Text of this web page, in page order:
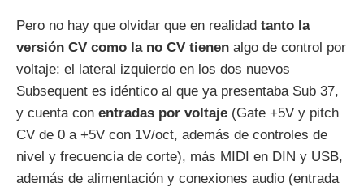
Pero no hay que olvidar que en realidad tanto la
versión CV como la no CV tienen algo de control por
voltaje: el lateral izquierdo en los dos nuevos
Subsequent es idéntico al que ya presentaba Sub 37,
y cuenta con entradas por voltaje (Gate +5V y pitch
CV de 0 a +5V con 1V/oct, además de controles de
nivel y frecuencia de corte), más MIDI en DIN y USB,
además de alimentación y conexiones audio (entrada